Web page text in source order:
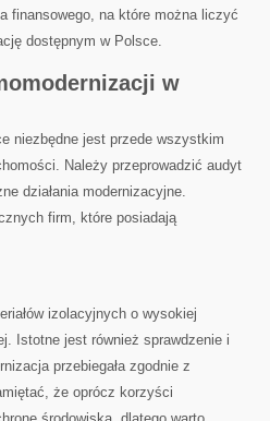
finansowego, ‌na⁤ które można liczyć
dostępnym w Polsce.
w
niezbędne jest przede wszystkim
Należy przeprowadzić audyt
działania modernizacyjne.
firm, które posiadają
izolacyjnych o wysokiej
Istotne jest również sprawdzenie i
przebiegała zgodnie z
że ⁣oprócz korzyści